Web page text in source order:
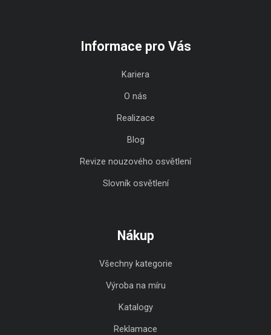
Informace pro Vás
Kariera
O nás
Realizace
Blog
Revize nouzového osvětlení
Slovník osvětlení
Nákup
Všechny kategorie
Výroba na míru
Katalogy
Reklamace